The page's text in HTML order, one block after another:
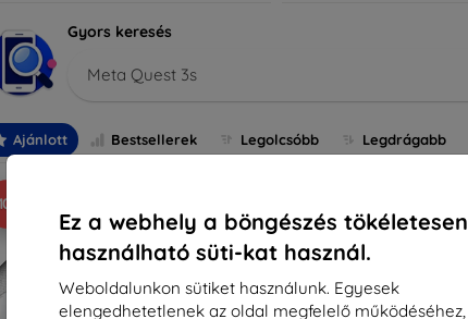
Ez a webhely a böngészés tökéletesen
használható süti-kat használ.
Weboldalunkon sütiket használunk. Egyesek
elengedhetetlenek az oldal megfelelő működéséhez,
Gyors keresés
Meta Quest 3s
Ajánlott Bestsellerek Legolcsóbb Legdrágabb